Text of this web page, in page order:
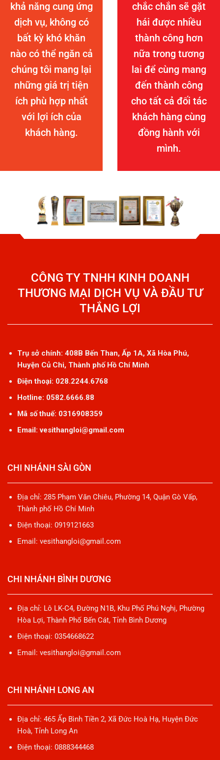
khả năng cung ứng
dịch vụ, không có
bất kỳ khó khăn
nào có thể ngăn cả
chúng tôi mang lại
những giá trị tiện
ích phù hợp nhất
với lợi ích của
khách hàng.
chắc chắn sẽ gặt
hái được nhiều
thành công hơn
nữa trong tương
lai để cùng mang
đến thành công
cho tất cả đối tác
khách hàng cùng
đồng hành với
mình.
CÔNG TY TNHH KINH DOANH
THƯƠNG MẠI DỊCH VỤ VÀ ĐẦU TƯ
THẮNG LỢI
Trụ sở chính: 408B Bến Than, Ấp 1A, Xã Hòa Phú,
Huyện Củ Chi, Thành phố Hồ Chí Minh
Điện thoại: 028.2244.6768
Hotline: 0582.6666.88
Mã số thuế: 0316908359
Email: vesithangloi@gmail.com
CHI NHÁNH SÀI GÒN
Địa chỉ: 285 Phạm Văn Chiêu, Phường 14, Quận Gò Vấp,
Thành phố Hồ Chí Minh
Điện thoại: 0919121663
Email: vesithangloi@gmail.com
CHI NHÁNH BÌNH DƯƠNG
Địa chỉ: Lô LK-C4, Đường N1B, Khu Phố Phú Nghị, Phường
Hòa Lợi, Thành Phố Bến Cát, Tỉnh Bình Dương
Điện thoại: 0354668622
Email: vesithangloi@gmail.com
CHI NHÁNH LONG AN
Địa chỉ: 465 Ấp Bình Tiền 2, Xã Đức Hoà Hạ, Huyện Đức
Hoà, Tỉnh Long An
Điện thoại: 0888344468